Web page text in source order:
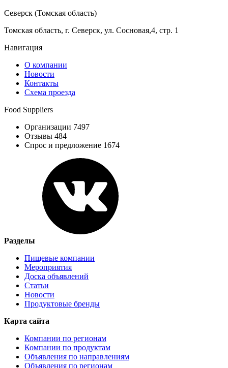
Северск (Томская область)
Томская область, г. Северск, ул. Сосновая,4, стр. 1
Навигация
О компании
Новости
Контакты
Схема проезда
Food Suppliers
Организации 7497
Отзывы 484
Спрос и предложение 1674
Разделы
Пищевые компании
Мероприятия
Доска объявлений
Статьи
Новости
Продуктовые бренды
Карта сайта
Компании по регионам
Компании по продуктам
Объявления по направлениям
Объявления по регионам